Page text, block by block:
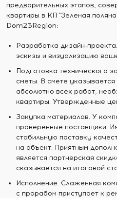
предварительных этапов,
квартиры в КП "Зеленая
Dom23Region:
Разработка дизайн-
эскизы и визуализацию
Подготовка технического
сметы. В смете
абсолютно всех работ,
квартиры. Утвержденные
Закупка материалов. У
проверенные поставщики.
стабильную поставку
на объект. Приятным
является партнерская
сказывается на итоговой
Исполнение. Слаженная
с прорабом приступает к